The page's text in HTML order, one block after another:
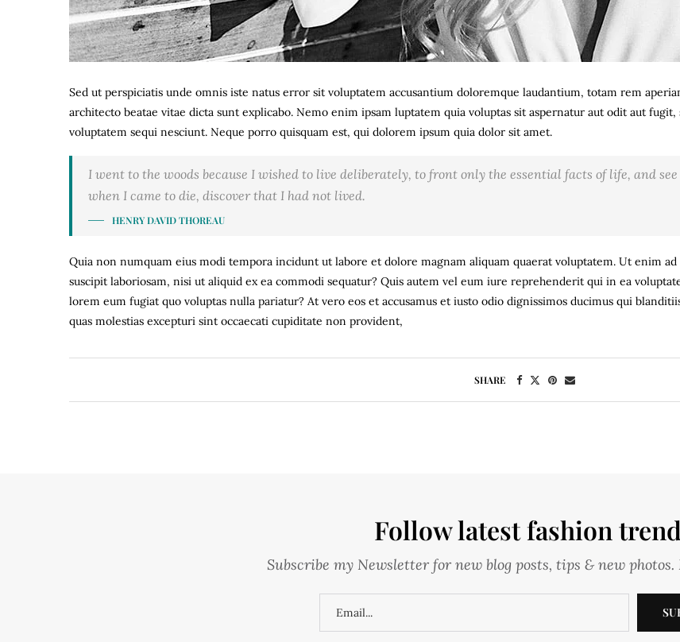
Sed ut perspiciatis unde omnis iste natus error sit voluptatem accusantium doloremque laudantium, totam rem
architecto beatae vitae dicta sunt explicabo. Nemo enim ipsam luptatem quia voluptas sit aspernatur aut odit aut
voluptatem sequi nesciunt. Neque porro quisquam est, qui dolorem ipsum quia dolor sit amet.
I went to the woods because I wished to live deliberately, to front only the essential facts of life, and
when I came to die, discover that I had not lived.
HENRY DAVID THOREAU
Quia non numquam eius modi tempora incidunt ut labore et dolore magnam aliquam quaerat voluptatem. Ut enim
suscipit laboriosam, nisi ut aliquid ex ea commodi sequatur? Quis autem vel eum iure reprehenderit qui in ea
lorem eum fugiat quo voluptas nulla pariatur? At vero eos et accusamus et iusto odio dignissimos ducimus qui
quas molestias excepturi sint occaecati cupiditate non provident,
SHARE
Follow latest fashion
Subscribe my Newsletter for new blog posts, tips & new